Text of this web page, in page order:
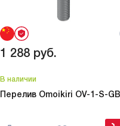
1 288 руб.
В наличии
Перелив Omoikiri OV-1-S-GB